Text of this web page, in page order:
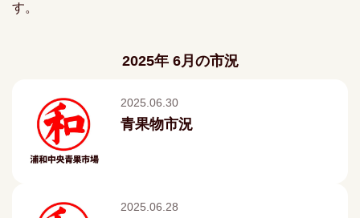
す。
2025年 6月の市況
2025.06.30
青果物市況
2025.06.28